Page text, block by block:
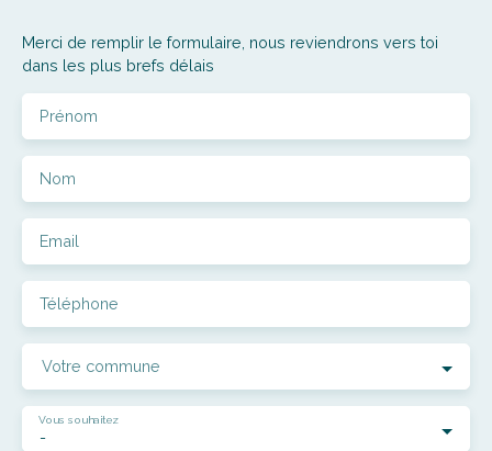
Merci de remplir le formulaire, nous reviendrons vers toi
dans les plus brefs délais
Prénom
Nom
Email
Téléphone
Votre commune
-
Vous souhaitez